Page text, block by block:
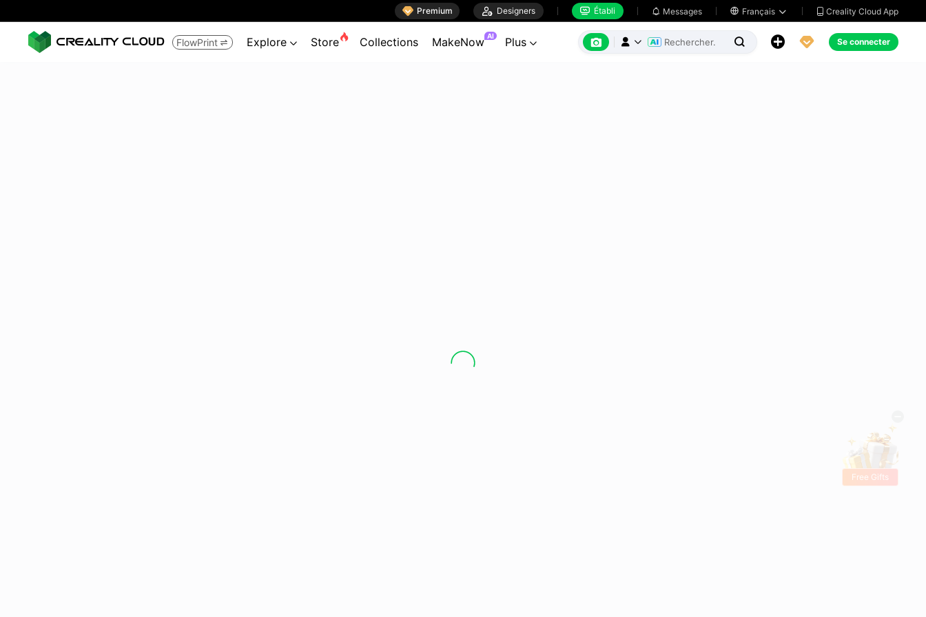
 Premium  Designers  Établi  Messages  Français   Creality Cloud App
FlowPrint  Explore  Store Collections MakeNow AI Plus        Se connecter
Free Gifts